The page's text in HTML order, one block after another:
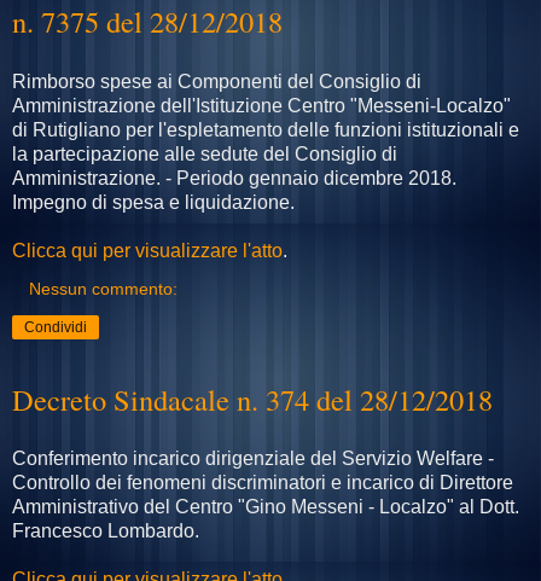
n. 7375 del 28/12/2018
Rimborso spese ai Componenti del Consiglio di
Amministrazione dell'Istituzione Centro "Messeni-Localzo"
di Rutigliano per l'espletamento delle funzioni istituzionali e
la partecipazione alle sedute del Consiglio di
Amministrazione. - Periodo gennaio dicembre 2018.
Impegno di spesa e liquidazione.
Clicca qui per visualizzare l'atto.
Nessun commento:
Condividi
Decreto Sindacale n. 374 del 28/12/2018
Conferimento incarico dirigenziale del Servizio Welfare -
Controllo dei fenomeni discriminatori e incarico di Direttore
Amministrativo del Centro "Gino Messeni - Localzo" al Dott.
Francesco Lombardo.